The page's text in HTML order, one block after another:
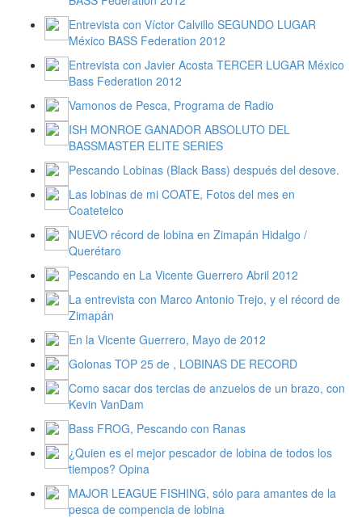
Entrevista con Víctor Calvillo SEGUNDO LUGAR
México BASS Federation 2012
Entrevista con Javier Acosta TERCER LUGAR México
Bass Federation 2012
Vamonos de Pesca, Programa de Radio
ISH MONROE GANADOR ABSOLUTO DEL
BASSMASTER ELITE SERIES
Pescando Lobinas (Black Bass) después del desove.
Las lobinas de mi COATE, Fotos del mes en
Coatetelco
NUEVO récord de lobina en Zimapán Hidalgo /
Querétaro
Pescando en La Vicente Guerrero Abril 2012
La entrevista con Marco Antonio Trejo, y el récord de
Zimapán
En la Vicente Guerrero, Mayo de 2012
Golonas TOP 25 de , LOBINAS DE RECORD
Como sacar dos tercias de anzuelos de un brazo, con
Kevin VanDam
Bass FROG, Pescando con Ranas
¿Quien es el mejor pescador de lobina de todos los
tiempos? Opina
MAJOR LEAGUE FISHING, sólo para amantes de la
pesca de compencia de lobina